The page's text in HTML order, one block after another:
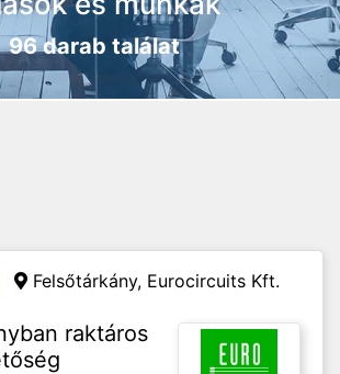
96 darab találat
Felsőtárkány, Eurocircuits Kft.
raktáros